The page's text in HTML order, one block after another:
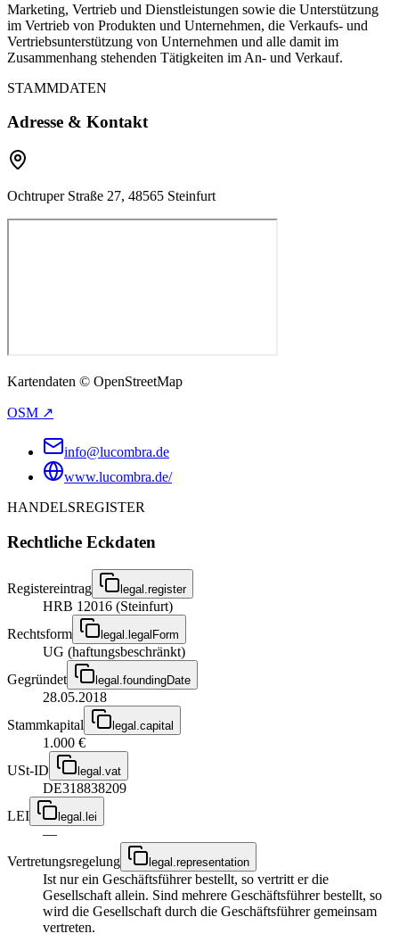
Marketing, Vertrieb und Dienstleistungen sowie die Unterstützung
im Vertrieb von Produkten und Unternehmen, die Verkaufs- und
Vertriebsunterstützung von Unternehmen und alle damit im
Zusammenhang stehenden Tätigkeiten im An- und Verkauf.
STAMMDATEN
Adresse & Kontakt
Ochtruper Straße 27, 48565 Steinfurt
Kartendaten © OpenStreetMap
OSM ↗
info@lucombra.de
www.lucombra.de/
HANDELSREGISTER
Rechtliche Eckdaten
Registereintrag legal.register
HRB 12016 (Steinfurt)
Rechtsform
legal.legalForm
UG (haftungsbeschränkt)
Gegründet
legal.foundingDate
28.05.2018
Stammkapital
legal.capital
1.000 €
USt-ID
legal.vat
DE318838209
LEI
legal.lei
—
Vertretungsregelung
legal.representation
Ist nur ein Geschäftsführer bestellt, so vertritt er die
Gesellschaft allein. Sind mehrere Geschäftsführer bestellt, so
wird die Gesellschaft durch die Geschäftsführer gemeinsam
vertreten.